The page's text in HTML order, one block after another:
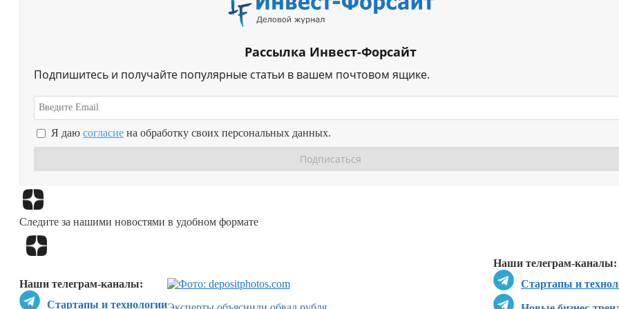
Рассылка Инвест-Форсайт
Подпишитесь и получайте популярные статьи в вашем почтовом ящике.
Я даю согласие на обработку своих персональных данных.
Следите за нашими новостями в удобном формате
Наши телеграм-каналы:
Стартапы и
Наши телеграм-каналы:
Стартапы и технологии